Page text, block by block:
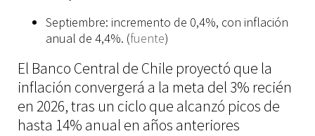
Septiembre: incremento de 0,4%, con inflación
anual de 4,4%. (fuente)
El Banco Central de Chile proyectó que la
inflación convergerá a la meta del 3% recién
en 2026, tras un ciclo que alcanzó picos de
hasta 14% anual en años anteriores